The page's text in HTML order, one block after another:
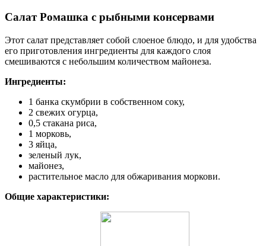
Салат Ромашка с рыбными консервами
Этот салат представляет собой слоеное блюдо, и для удобства
его приготовления ингредиенты для каждого слоя
смешиваются с небольшим количеством майонеза.
Ингредиенты:
1 банка скумбрии в собственном соку,
2 свежих огурца,
0,5 стакана риса,
1 морковь,
3 яйца,
зеленый лук,
майонез,
растительное масло для обжаривания моркови.
Общие характеристики: